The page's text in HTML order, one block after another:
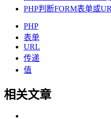
PHP判断FORM表单或
PHP
表单
URL
传递
值
相关文章